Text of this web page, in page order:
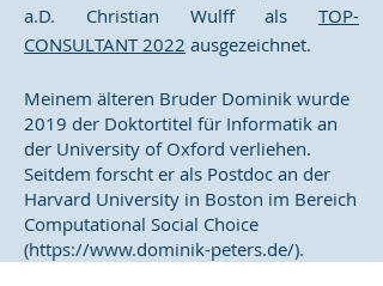
a.D. Christian Wulff als TOP-
CONSULTANT 2022 ausgezeichnet.
Meinem älteren Bruder Dominik wurde
2019 der Doktortitel für Informatik an
der University of Oxford verliehen.
Seitdem forscht er als Postdoc an der
Harvard University in Boston im Bereich
Computational Social Choice
(https://www.dominik-peters.de/).